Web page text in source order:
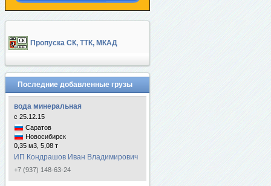
Пропуска СК, ТТК, МКАД
Последние добавленные грузы
вода минеральная
с 25.12.15
Саратов
Новосибирск
0,35 м3, 5,08 т
ИП Кондрашов Иван Владимирович
+7 (937) 148-63-24